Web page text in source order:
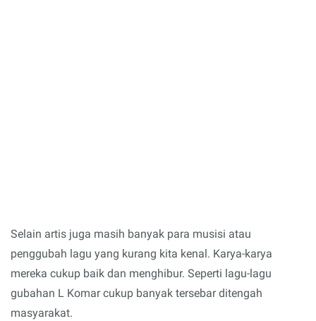
Selain artis juga masih banyak para musisi atau
penggubah lagu yang kurang kita kenal. Karya-karya
mereka cukup baik dan menghibur. Seperti lagu-lagu
gubahan L Komar cukup banyak tersebar ditengah
masyarakat.